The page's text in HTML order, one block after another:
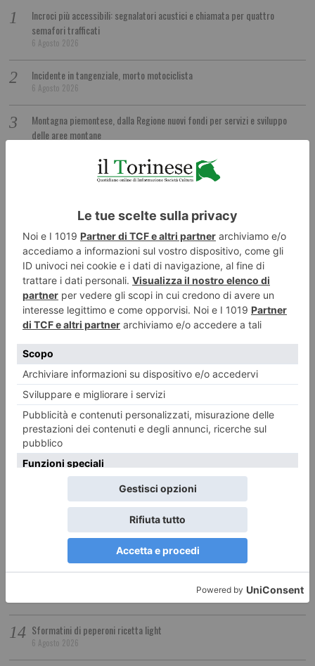
Incroci più accessibili: segnalatori acustici e chiamata per quattro
semafori trafficati
6 Agosto 2026
Incidente in tangenziale, morto motociclista
6 Agosto 2026
Montagna piemontese, dalla Regione nuovi fondi per servizi e sviluppo
delle aree montane
Treni, lavori tra Salbertrand e Bussoleno
“Mario Dondero. Inediti”. Al “Forte di Bard”
6 Agosto 2026
La locomotiva di Guccini (e di Pietro Rigosi)
6 Agosto 2026
Eclissi di sole: il 12 agosto in bus e sulla Sassi – Superga si vede meglio
6 Agosto 2026
Daniela Florea: uccisa dall’ex che non accettava la fine della relazione?
6 Agosto 2026
L’abbazia di Santa Fede
6 Agosto 2026
De Marchi tra i 50 di Radio Cortina
6 Agosto 2026
Opere Vive. Percorsi di arte pubblica del cuneese
6 Agosto 2026
I consigli della Polizia di Stato per prevenire le truffe
Abbazia di Novalesa, nuova scala e facciata restaurata
Sformatini di peperoni ricetta light
6 Agosto 2026